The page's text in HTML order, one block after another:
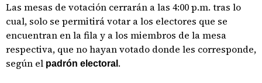
Las mesas de votación cerrarán a las 4:00 p.m. tras lo
cual, solo se permitirá votar a los electores que se
encuentran en la fila y a los miembros de la mesa
respectiva, que no hayan votado donde les corresponde,
según el padrón electoral .